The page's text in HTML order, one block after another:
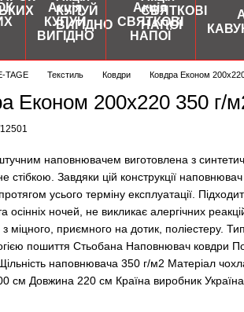
Акція
КУПУЙ
ВИГІДНО
Акція
СВЯТКОВІ
НАПОЇ
TAGE Текстиль Ковдри Ковдра Економ
Економ 200х220 350 г/
наповнювачем виготовлена ​​з
стібкою. Завдяки цій конструкції
усього терміну експлуатації.
осінніх ночей, не викликає алергічних
міцного, приємного на дотик, поліестеру.
пошиття Стьобана Наповнювач ковдри
наповнювача 350 г/м2 Матеріал
см Довжина 220 см Країна виробник Україна